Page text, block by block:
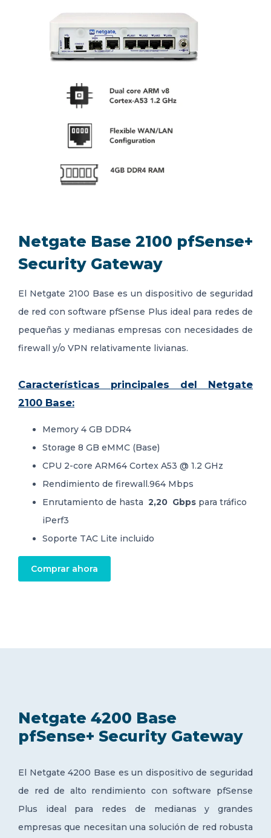
Netgate Base 2100 pfSense+
Security Gateway
El Netgate 2100 Base es un dispositivo de seguridad
de red con software pfSense Plus ideal para redes de
pequeñas y medianas empresas con necesidades de
firewall y/o VPN relativamente livianas.
Características principales del Netgate
2100 Base:
Memory 4 GB DDR4
Storage 8 GB eMMC (Base)
CPU 2-core ARM64 Cortex A53 @ 1.2 GHz
Rendimiento de firewall.964 Mbps
Enrutamiento de hasta 2,20 Gbps para tráfico
iPerf3
Soporte TAC Lite incluido
Comprar ahora
Netgate 4200 Base
pfSense+ Security Gateway
El Netgate 4200 Base es un dispositivo de seguridad
de red de alto rendimiento con software pfSense
Plus ideal para redes de medianas y grandes
empresas que necesitan una solución de red robusta